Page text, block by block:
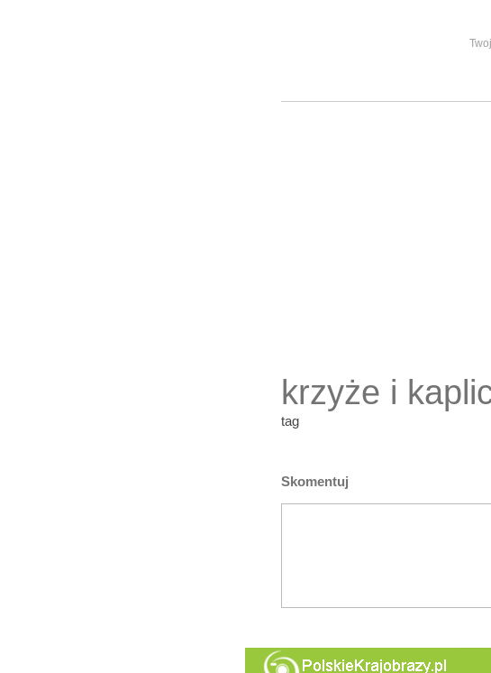
krzyże i
tag
Skomentuj